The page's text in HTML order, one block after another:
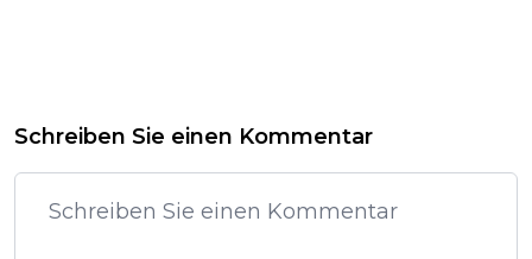
Schreiben Sie einen Kommentar